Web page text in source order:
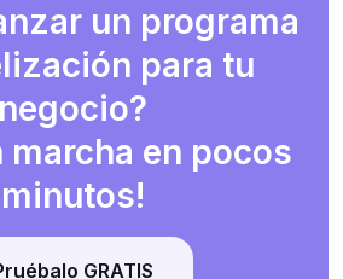
un programa
para tu
negocio?
marcha en pocos
minutos!
GRATIS